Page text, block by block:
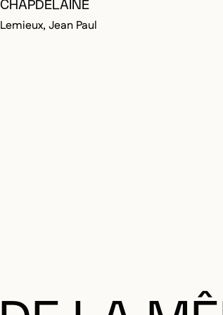
CHAPDELAINE
Lemieux, Jean Paul